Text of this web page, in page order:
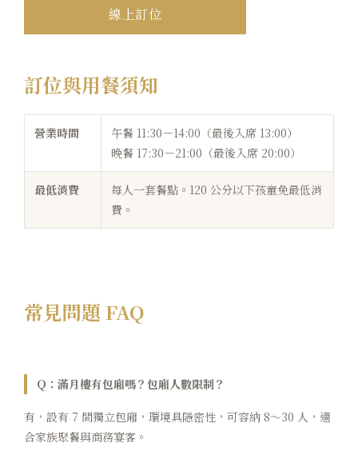
線上訂位
訂位與用餐須知
營業時間
午餐 11:30－14:00（最後入席 13:00）
晚餐 17:30－21:00（最後入席 20:00）
最低消費
每人一套餐點。120 公分以下孩童免最低消
費。
常見問題 FAQ
Q：滿月樓有包廂嗎？包廂人數限制？
有，設有 7 間獨立包廂，環境具隱密性，可容納 8～30 人，適
合家族聚餐與商務宴客。